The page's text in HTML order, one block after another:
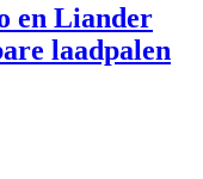
en Liander
laadpalen